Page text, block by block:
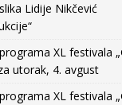
Lidije Nikčević
XL festivala
utorak, 4. avgust
XL festivala